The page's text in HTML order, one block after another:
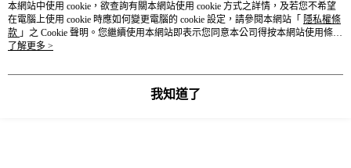
熱門標籤
本網站中使用 cookie，欲查詢有關本網站使用 cookie 方式之詳情，及若您不希望
在電腦上使用 cookie 時應如何變更電腦的 cookie 設定，請參閱本網站「 隱私權條
款 」之 Cookie 聲明。您繼續使用本網站即表示您同意本公司得按本網站使用條款
之 Cookie 聲明使用 cookie。
了解更多 >
我知道了